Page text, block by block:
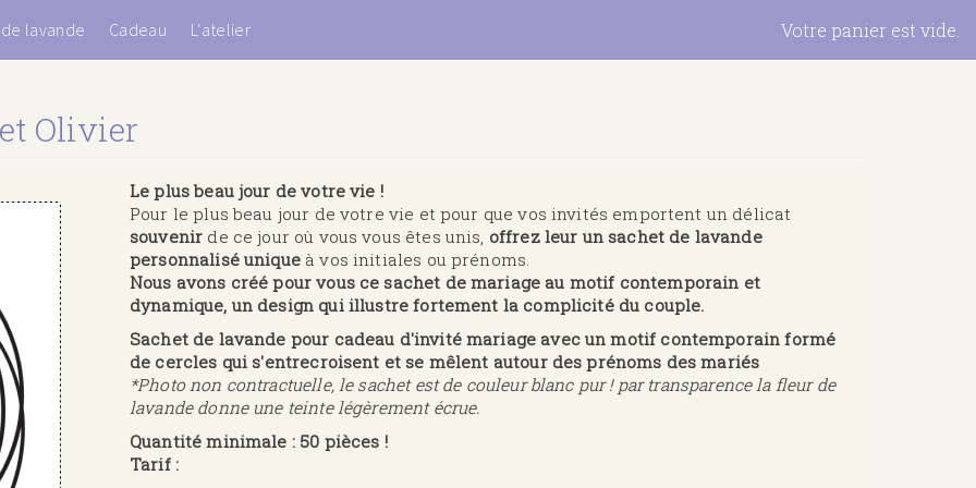
Votre panier est vide.
lavande Cadeau L'atelier
Olivier
Le plus beau jour de votre vie !
Pour le plus beau jour de votre vie et pour que vos invités emportent un délicat
souvenir de ce jour où vous vous êtes unis, offrez leur un sachet de lavande
personnalisé unique à vos initiales ou prénoms.
Nous avons créé pour vous ce sachet de mariage au motif contemporain et
dynamique, un design qui illustre fortement la complicité du couple.
Sachet de lavande pour cadeau d'invité mariage avec un motif contemporain formé
de cercles qui s'entrecroisent et se mêlent autour des prénoms des mariés
*Photo non contractuelle, le sachet est de couleur blanc pur ! par transparence la fleur de
lavande donne une teinte légèrement écrue.
Quantité minimale : 50 pièces !
Tarif :